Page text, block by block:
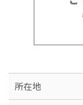
所在地